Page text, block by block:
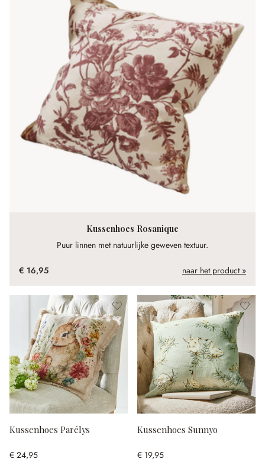
Kussenhoes Rosanique
Puur linnen met natuurlijke geweven textuur.
€ 16,95 naar het product »
Kussenhoes Parélys
€ 24,95
Kussenhoes Sunnyo
€ 19,95